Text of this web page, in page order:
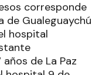
corresponde
de Gualeguaychú
hospital
de La Paz